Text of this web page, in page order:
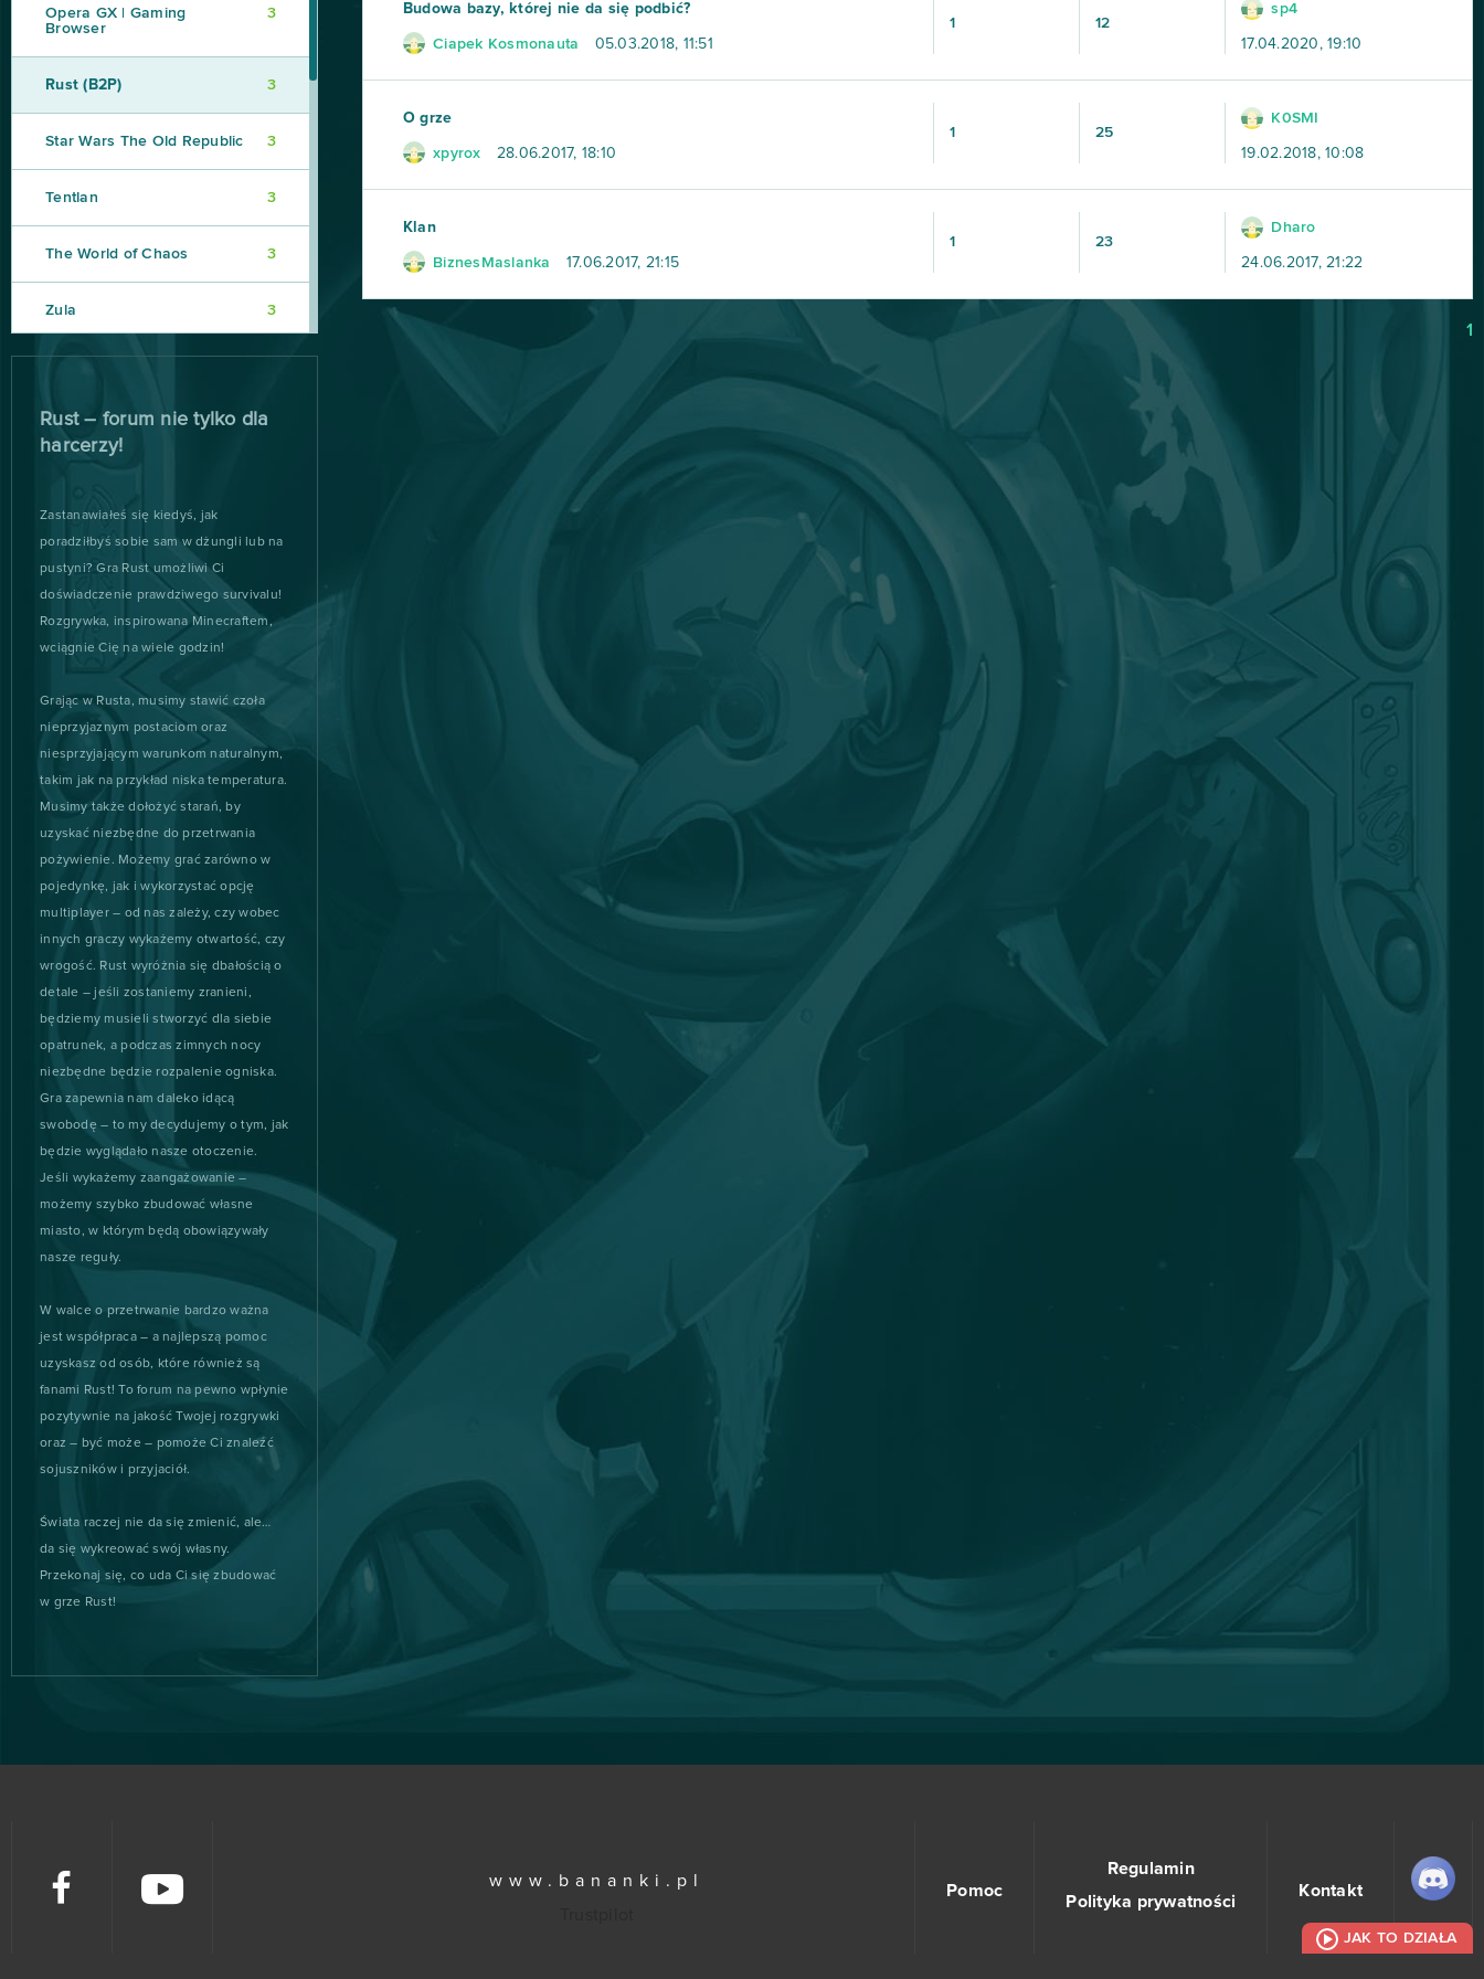
JAK TO DZIAŁA
Budowa bazy, której nie da się podbić?
Ciapek Kosmonauta 05.03.2018, 11:51
1 12
sp4
17.04.2020, 19:10
O grze
xpyrox 28.06.2017, 18:10
1 25
K0SMI
19.02.2018, 10:08
Klan
BiznesMaslanka 17.06.2017, 21:15
1 23
Dharo
24.06.2017, 21:22
1
Opera GX | Gaming
Browser
3
Rust (B2P) 3
Star Wars The Old Republic 3
Tentlan 3
The World of Chaos 3
Zula 3
Akinator 2
ARK: Survival Evolved (B2P) 2
Booty Calls 2
Crowfall (B2P)
Eldarya
Fap CEO 2
Gardenscapes
HEX: Shards of Fate
Jackpot.de: Online Slot
Heroes)
Mythic Glory
Pirate Storm
POU
Sansar 2
Skyforge
Slime CCG 2
Smite 2
Rust – forum nie tylko dla
harcerzy!
Zastanawiałeś się kiedyś, jak
poradziłbyś sobie sam w dżungli lub na
pustyni? Gra Rust umożliwi Ci
doświadczenie prawdziwego survivalu!
Rozgrywka, inspirowana Minecraftem,
wciągnie Cię na wiele godzin!
Grając w Rusta, musimy stawić czoła
nieprzyjaznym postaciom oraz
niesprzyjającym warunkom naturalnym,
takim jak na przykład niska temperatura.
Musimy także dołożyć starań, by
uzyskać niezbędne do przetrwania
pożywienie. Możemy grać zarówno w
pojedynkę, jak i wykorzystać opcję
multiplayer – od nas zależy, czy wobec
innych graczy wykażemy otwartość, czy
wrogość. Rust wyróżnia się dbałością o
detale – jeśli zostaniemy zranieni,
będziemy musieli stworzyć dla siebie
opatrunek, a podczas zimnych nocy
niezbędne będzie rozpalenie ogniska.
Gra zapewnia nam daleko idącą
swobodę – to my decydujemy o tym, jak
będzie wyglądało nasze otoczenie.
Jeśli wykażemy zaangażowanie –
możemy szybko zbudować własne
miasto, w którym będą obowiązywały
nasze reguły.
W walce o przetrwanie bardzo ważna
jest współpraca – a najlepszą pomoc
uzyskasz od osób, które również są
fanami Rust! To forum na pewno wpłynie
pozytywnie na jakość Twojej rozgrywki
oraz – być może – pomoże Ci znaleźć
sojuszników i przyjaciół.
Świata raczej nie da się zmienić, ale…
da się wykreować swój własny.
Przekonaj się, co uda Ci się zbudować
w grze Rust!
Pomoc
Regulamin
Polityka prywatności
Kontakt
www.bananki.pl